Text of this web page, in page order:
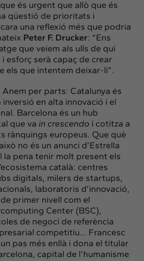
és urgent que allò que és
qüestió de prioritats i
una reflexió més que podria
Peter F. Drucker: “Ens
que veiem als ulls de qui
esforç serà capaç de crear
els que intentem deixar-li”.
Anem per parts: Catalunya és
en alta innovació i el
Barcelona és un hub
que va in crescendo i cotitza a
rànquings europeus. Que què
no és un anunci d’Estrella
la pena tenir molt present els
català: centres
digitals, milers de startups,
laboratoris d’innovació,
primer nivell com el
Center (BSC),
de negoci de referència
competitiu… Francesc
pas més enllà i dona el titular
capital de l’humanisme